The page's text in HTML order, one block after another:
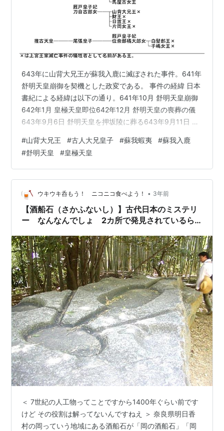
643年に山背大兄王が蘇我入鹿に滅ぼされた事件。641年
舒明天皇崩御を契機とした政変である。 事件の経緯 日本
書紀による経緯は以下の通り。641年10月 舒明天皇崩御
642年1月 皇極天皇即位642年12月 舒明天皇の喪葬の儀
643年9月6日 舒明天皇を押坂陵に葬る643年9月11日 吉
年9月19日 皇祖母命を葬る643年10月6日 蘇我蝦夷病気
で出仕せず、紫冠を入鹿に授ける。643年10月12日 蘇我
入鹿、上宮王家諸王を排し、古人大兄王擁立を謀る643
年11月斑鳩宮襲撃。山背大兄王一族集団自決。入鹿の行
動に蝦夷が怒り罵る。(なお、上宮…
#山背大兄王 #古人大兄皇子 #蘇我蝦夷 #蘇我入鹿
#舒明天皇 #皇極天皇
ウキウキ呑もう！ ニコニコ食べよう！ • 3年前
【酒船石（さかふないし）】古代日本のミステリ
ー なんなんでしょ 2カ所で発見されているら
＜ 7世紀の人工物ってことですから1400年ぐらい前です
けど その役割は解ってないんですねえ ＞ 奈良県明日香
村の岡っていう地域にある酒船石が「岡の酒船石」「岡